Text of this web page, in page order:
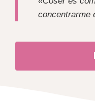
concentrarme